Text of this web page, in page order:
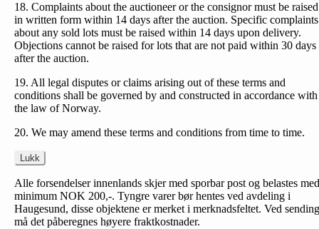
18. Complaints about the auctioneer or the consignor must be raised
in written form within 14 days after the auction. Specific complaints
about any sold lots must be raised within 14 days upon delivery.
Objections cannot be raised for lots that are not paid within 30 days
after the auction.
19. All legal disputes or claims arising out of these terms and
conditions shall be governed by and constructed in accordance with
the law of Norway.
20. We may amend these terms and conditions from time to time.
Lukk
Alle forsendelser innenlands skjer med sporbar post og belastes med
minimum NOK 200,-. Tyngre varer bør hentes ved avdeling i
Haugesund, disse objektene er merket i merknadsfeltet. Ved sending
må det påberegnes høyere fraktkostnader.